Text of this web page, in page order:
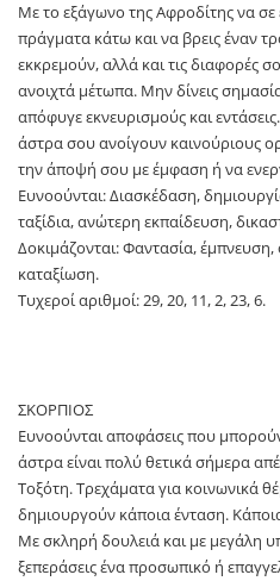
Με το εξάγωνο της Αφροδίτης να σε
πράγματα κάτω και να βρεις έναν
εκκρεμούν, αλλά και τις διαφορές
ανοιχτά μέτωπα. Μην δίνεις
απόφυγε εκνευρισμούς και
άστρα σου ανοίγουν καινούριους
την άποψή σου με έμφαση ή να
Ευνοούνται: Διασκέδαση,
ταξίδια, ανώτερη εκπαίδευση,
Δοκιμάζονται: Φαντασία, έμπνευση,
καταξίωση.
Τυχεροί αριθμοί: 29, 20, 11, 2, 23, 6.
ΣΚΟΡΠΙΟΣ
Ευνοούνται αποφάσεις που
άστρα είναι πολύ θετικά σήμερα
Τοξότη. Τρεχάματα για κοινωνικά
δημιουργούν κάποια ένταση.
Με σκληρή δουλειά και με μεγάλη
ξεπεράσεις ένα προσωπικό ή